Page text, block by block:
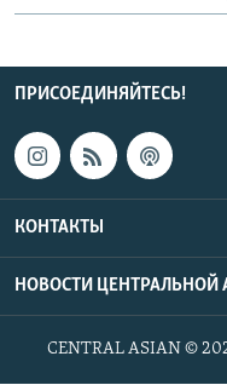
ПРИСОЕДИНЯЙТЕСЬ!
КОНТАКТЫ
НОВОСТИ ЦЕНТРАЛЬНОЙ
CENTRAL ASIAN ©